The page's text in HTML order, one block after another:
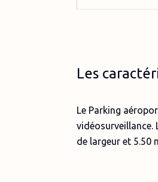
Les
Le Parking
vidéosurveillance.
de largeur et 5.50